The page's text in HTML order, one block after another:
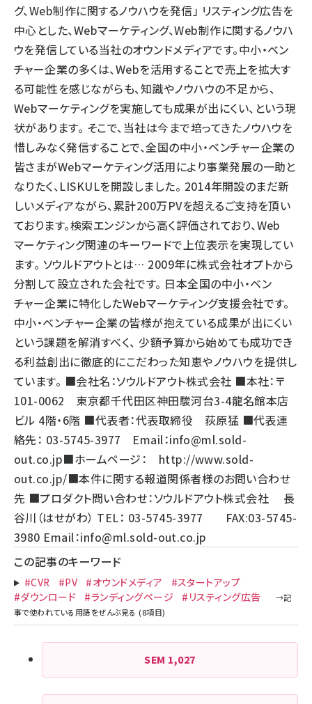
グ、Web制作に関するノウハウを発信」 リスティング広告を
中心とした、Webマーケティング、Web制作に関するノウハ
ウを発信している当社のオウンドメディアです。中小・ベン
チャー企業の多くは、Webを活用することで売上を拡大す
る可能性を感じながらも、知識やノウハウの不足から、
Webマーケティングを実施しても成果が出にくい、という現
状があります。 そこで、当社は今まで培ってきたノウハウを
惜しみなく発信することで、全国の中小・ベンチャー企業の
皆さまがWebマーケティング活用により事業発展の一助と
なりたく、LISKULを開設しました。 2014年開設のまだ新
しいメディアながら、累計200万PVを超えるご支持を頂い
ております。検索エンジンから高く評価されており、Web
マーケティング関連のキーワードで上位表示を実現してい
ます。 ソウルドアウトとは… 2009年に株式会社オプトから
分割して設立された会社です。 日本全国の中小・ベン
チャー企業に特化したWebマーケティング支援会社です。
中小・ベンチャー企業の皆様が抱えている成果が出にくい
という課題を解消すべく、 少額予算から始めても成功でき
る利益創出に徹底的にこだわった知恵やノウハウを提供し
ています。 ■会社名：ソウルドアウト株式会社 ■本社：〒
101-0062 東京都千代田区神田駿河台3-4龍名館本店
ビル 4階・6階 ■代表者：代表取締役 荻原猛 ■代表連
絡先： 03-5745-3977 Email：info@ml.sold-
out.co.jp■ホームページ： http://www.sold-
out.co.jp/■本件に関する報道関係者様のお問い合わせ
先 ■プロダクト問い合わせ：ソウルドアウト株式会社 長
谷川（はせがわ） TEL： 03-5745-3977 FAX:03-5745-
3980 Email：info@ml.sold-out.co.jp
この記事のキーワード
#CVR #PV #オウンドメディア
#スタートアップ
#ダウンロード
#ランディングページ #リスティング広告
SEM 1,027